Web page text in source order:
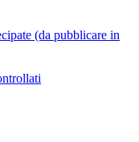
(da pubblicare in